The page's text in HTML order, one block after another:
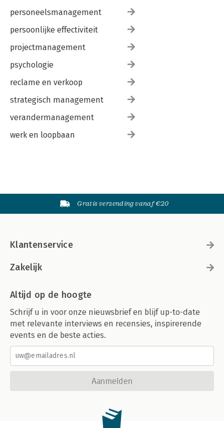
personeelsmanagement
persoonlijke effectiviteit
projectmanagement
psychologie
reclame en verkoop
strategisch management
verandermanagement
werk en loopbaan
Gratis verzending vanaf €20
Klantenservice
Zakelijk
Altijd op de hoogte
Schrijf u in voor onze nieuwsbrief en blijf up-to-date
met relevante interviews en recensies, inspirerende
events en de beste acties.
Aanmelden